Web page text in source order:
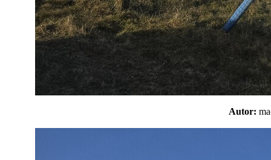
Autor: